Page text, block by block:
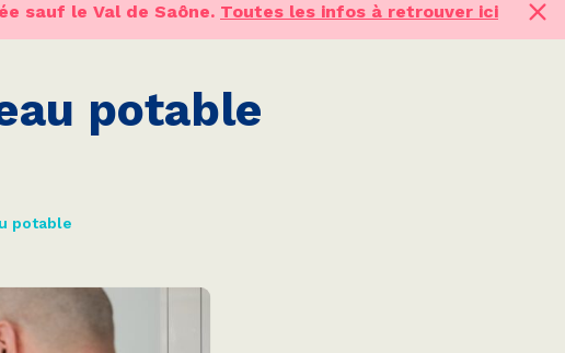
sauf le Val de Saône. Toutes les infos à retrouver ici
potable
potable